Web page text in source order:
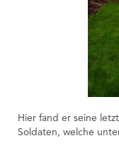
Hier fand er seine
Soldaten, welche